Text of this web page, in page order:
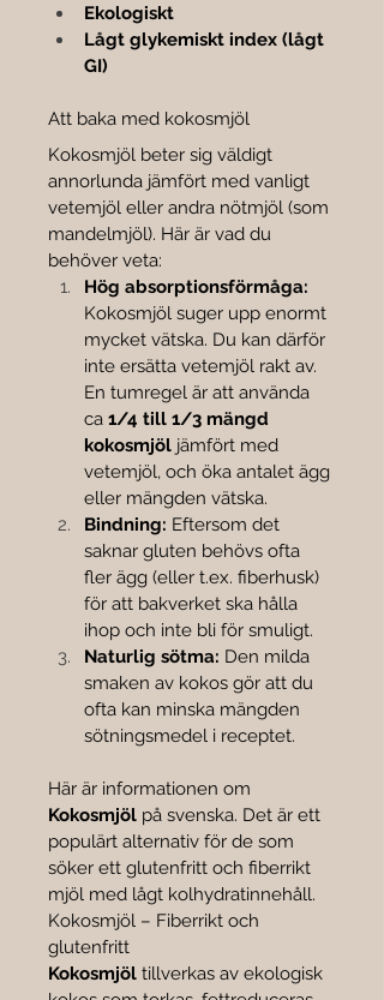
Ekologiskt
Lågt glykemiskt index (lågt
GI)
Att baka med kokosmjöl
Kokosmjöl beter sig väldigt
annorlunda jämfört med vanligt
vetemjöl eller andra nötmjöl (som
mandelmjöl). Här är vad du
behöver veta:
Hög absorptionsförmåga:
Kokosmjöl suger upp enormt
mycket vätska. Du kan därför
inte ersätta vetemjöl rakt av.
En tumregel är att använda
ca 1/4 till 1/3 mängd
kokosmjöl jämfört med
vetemjöl, och öka antalet ägg
eller mängden vätska.
Bindning: Eftersom det
saknar gluten behövs ofta
fler ägg (eller t.ex. fiberhusk)
för att bakverket ska hålla
ihop och inte bli för smuligt.
Naturlig sötma: Den milda
smaken av kokos gör att du
ofta kan minska mängden
sötningsmedel i receptet.
Här är informationen om
Kokosmjöl på svenska. Det är ett
populärt alternativ för de som
söker ett glutenfritt och fiberrikt
mjöl med lågt kolhydratinnehåll.
Kokosmjöl – Fiberrikt och
glutenfritt
Kokosmjöl tillverkas av ekologisk